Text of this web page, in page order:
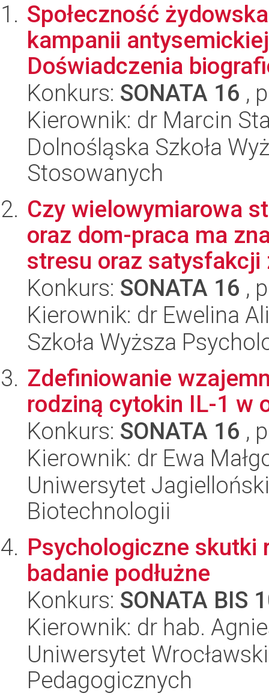
Społeczność
kampanii
Doświadczenia
Konkurs: SONATA 16 ,
Kierownik: dr Marcin
Dolnośląska Szkoła
Stosowanych
Czy wielowymiarowa
oraz dom-praca ma
stresu oraz satysfakcji
Konkurs: SONATA 16 ,
Kierownik: dr Ewelina
Szkoła Wyższa
Zdefiniowanie
rodziną cytokin IL-1 w
Konkurs: SONATA 16 ,
Kierownik: dr Ewa
Uniwersytet
Biotechnologii
Psychologiczne skutki
badanie podłużne
Konkurs: SONATA BIS
Kierownik: dr hab.
Uniwersytet
Pedagogicznych